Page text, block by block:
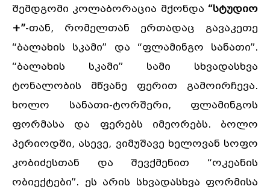
შემდგომი კოლაბორაცია მქონდა “სტუდიო
+”-თან, რომელთან ერთადაც გავაკეთე
“ბალახის სკამი” და “ფლამინგო სანათი”.
“ბალახის სკამი” სამი სხვადასხვა
ტონალობის მწვანე ფერით გამოირჩევა.
ხოლო სანათი-ტორშერი, ფლამინგოს
ფორმასა და ფერებს იმეორებს. ბოლო
პერიოდში, ასევე, ვიმუშავე ხელოვან სოფო
კობიძესთან და შევქმენით “ოკეანის
ობიექტები”. ეს არის სხვადასხვა ფორმისა